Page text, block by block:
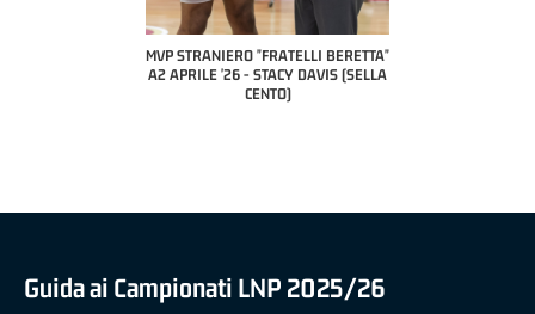
"FRATELLI BERETTA"
- STACY DAVIS (SELLA
MVP "FRATELLI BERETTA" SAMUEL
DILAS B NAZIONALE APRILE '26 -
MARCO RESTELLI (TAV TREVIGLIO
Guida ai Campionati LNP 2025/26